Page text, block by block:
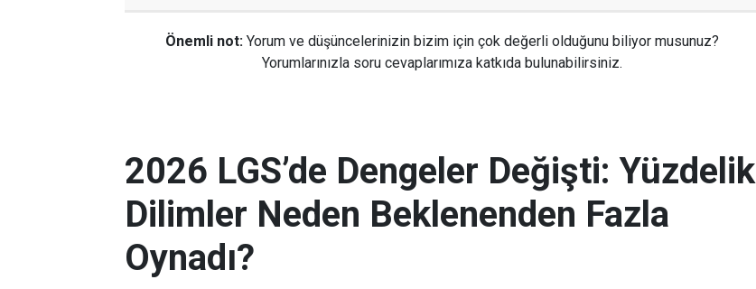
Önemli not: Yorum ve düşüncelerinizin bizim için çok değerli olduğunu biliyor musunuz?
Yorumlarınızla soru cevaplarımıza katkıda bulunabilirsiniz.
2026 LGS’de Dengeler Değişti: Yüzdelik
Dilimler Neden Beklenenden Fazla
Oynadı?